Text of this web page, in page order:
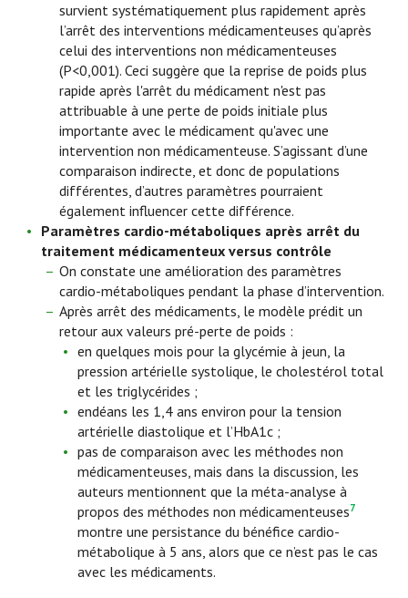
survient systématiquement plus rapidement après
l’arrêt des interventions médicamenteuses qu’après
celui des interventions non médicamenteuses
(P<0,001). Ceci suggère que la reprise de poids plus
rapide après l'arrêt du médicament n'est pas
attribuable à une perte de poids initiale plus
importante avec le médicament qu'avec une
intervention non médicamenteuse. S’agissant d’une
comparaison indirecte, et donc de populations
différentes, d’autres paramètres pourraient
également influencer cette différence.
Paramètres cardio-métaboliques après arrêt du
traitement médicamenteux versus contrôle
On constate une amélioration des paramètres
cardio-métaboliques pendant la phase d’intervention.
Après arrêt des médicaments, le modèle prédit un
retour aux valeurs pré-perte de poids :
en quelques mois pour la glycémie à jeun, la
pression artérielle systolique, le cholestérol total
et les triglycérides ;
endéans les 1,4 ans environ pour la tension
artérielle diastolique et l’HbA1c ;
pas de comparaison avec les méthodes non
médicamenteuses, mais dans la discussion, les
auteurs mentionnent que la méta-analyse à
propos des méthodes non médicamenteuses7
montre une persistance du bénéfice cardio-
métabolique à 5 ans, alors que ce n’est pas le cas
avec les médicaments.